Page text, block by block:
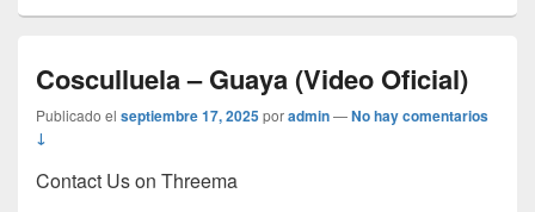
Cosculluela – Guaya (Video Oficial)
Publicado el septiembre 17, 2025poradmin—No hay comentarios
↓
Contact Us on Threema